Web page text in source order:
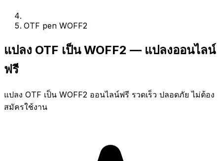
OTF pen WOFF2
แปลง OTF เป็น WOFF2 — แปลงออนไลน์
ฟรี
แปลง OTF เป็น WOFF2 ออนไลน์ฟรี รวดเร็ว ปลอดภัย ไม่ต้อง
สมัครใช้งาน